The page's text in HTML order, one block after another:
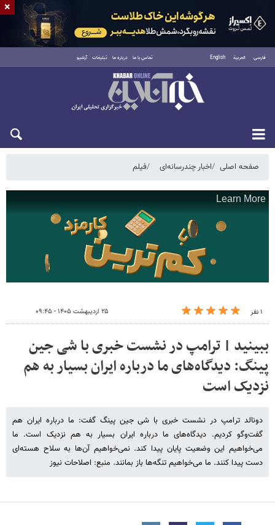
فارسی العربية English تماس با ما درباره ما تبلیغات آرشیو
پنجشنبه ۱۵ مرداد ۱۴۰۵
صفحه اصلی اخبار چندرسانه‌ای فیلم
۱ نفر ۲۵ اردیبهشت ۱۴۰۵ - ۰۹:۴۵
ببینید | ترامپ در نشست خبری با شی جین
پینگ: دیدگاه‌های ما درباره ایران بسیار به هم
نزدیک است
دونالد ترامپ در نشست خبری با شی جین پینگ گفت: ما درباره ایران هم
گفت‌وگو کردیم. دیدگاه‌های ما درباره ایران بسیار به هم نزدیک است. ما
می‌خواهیم این وضعیت پایان پیدا کند. نمی‌خواهیم آن‌ها به سلاح هسته‌ای
دست پیدا کنند. ما می‌خواهیم تنگه‌ها باز بمانند. منبع: اصلاحات نیوز
×